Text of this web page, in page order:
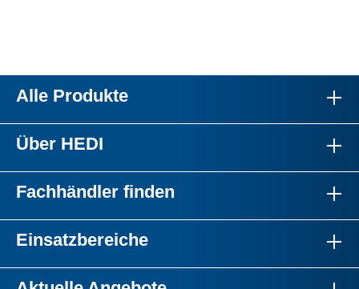
Alle Produkte
Über HEDI
Fachhändler finden
Einsatzbereiche